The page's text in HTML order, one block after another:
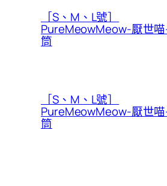
［S、M、L號］
PureMeowMeow-厭世
筒
［S、M、L號］
PureMeowMeow-厭世
筒